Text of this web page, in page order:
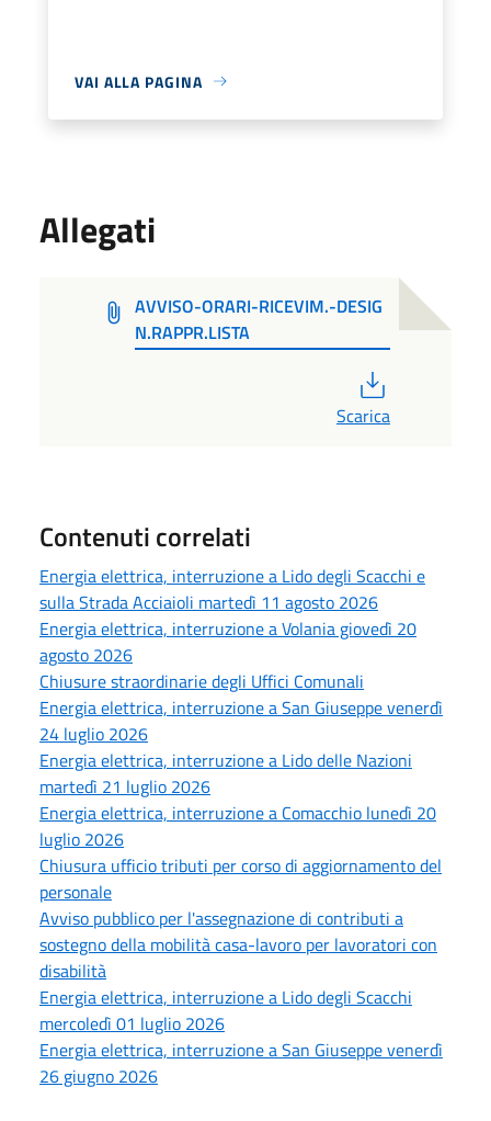
VAI ALLA PAGINA
Allegati
AVVISO-ORARI-RICEVIM.-DESIG
N.RAPPR.LISTA
Scarica
Contenuti correlati
Energia elettrica, interruzione a Lido degli Scacchi e
sulla Strada Acciaioli martedì 11 agosto 2026
Energia elettrica, interruzione a Volania giovedì 20
agosto 2026
Chiusure straordinarie degli Uffici Comunali
Energia elettrica, interruzione a San Giuseppe venerdì
24 luglio 2026
Energia elettrica, interruzione a Lido delle Nazioni
martedì 21 luglio 2026
Energia elettrica, interruzione a Comacchio lunedì 20
luglio 2026
Chiusura ufficio tributi per corso di aggiornamento del
personale
Avviso pubblico per l'assegnazione di contributi a
sostegno della mobilità casa-lavoro per lavoratori con
disabilità
Energia elettrica, interruzione a Lido degli Scacchi
mercoledì 01 luglio 2026
Energia elettrica, interruzione a San Giuseppe venerdì
26 giugno 2026